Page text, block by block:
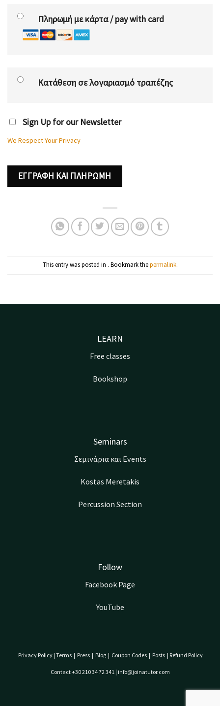
Πληρωμή με κάρτα / pay with card
Κατάθεση σε λογαριασμό τραπέζης
Sign Up for our Newsletter
We Respect Your Privacy
No val
This entry was posted in . Bookmark thepermalink.
LEARN
Free classes
Bookshop
Seminars
Σεμινάρια και Events
Kostas Meretakis
Percussion Section
Follow
Facebook Page
YouTube
Privacy Policy | Terms | Press | Blog | Coupon Codes | Posts | Refund Policy
Contact +30 210 34 72 341 | info@joinatutor.com